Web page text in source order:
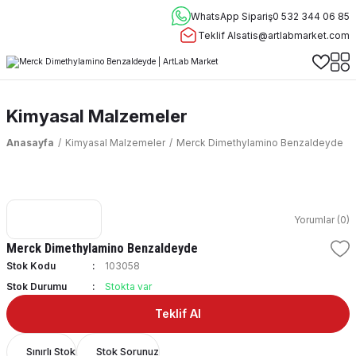
WhatsApp Sipariş0 532 344 06 85
Teklif Alsatis@artlabmarket.com
Kimyasal Malzemeler
Anasayfa Kimyasal Malzemeler Merck Dimethylamino Benzaldeyde
Yorumlar (0)
Merck Dimethylamino Benzaldeyde
Stok Kodu
103058
Stok Durumu
Stokta var
Teklif Al
Sınırlı Stok Stok Sorunuz